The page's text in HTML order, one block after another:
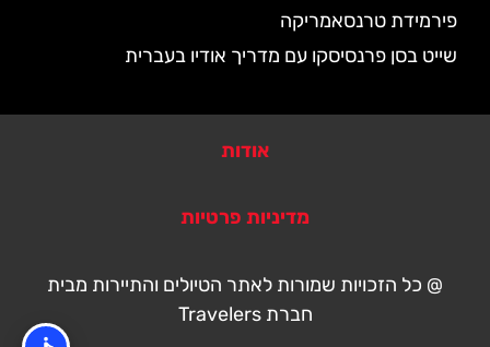
פירמידת טרנסאמריקה
שייט בסן פרנסיסקו עם מדריך אודיו בעברית
אודות
מדיניות פרטיות
@ כל הזכויות שמורות לאתר הטיולים והתיירות מבית
חברת Travelers